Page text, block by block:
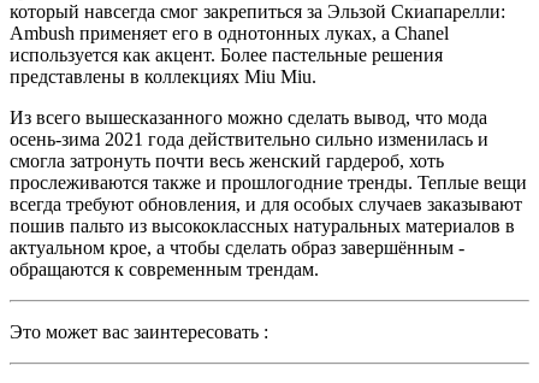
который навсегда смог закрепиться за Эльзой Скиапарелли:
Ambush применяет его в однотонных луках, а Chanel
используется как акцент. Более пастельные решения
представлены в коллекциях Miu Miu.
Из всего вышесказанного можно сделать вывод, что мода
осень-зима 2021 года действительно сильно изменилась и
смогла затронуть почти весь женский гардероб, хоть
прослеживаются также и прошлогодние тренды. Теплые вещи
всегда требуют обновления, и для особых случаев заказывают
пошив пальто из высококлассных натуральных материалов в
актуальном крое, а чтобы сделать образ завершённым -
обращаются к современным трендам.
Это может вас заинтересовать :